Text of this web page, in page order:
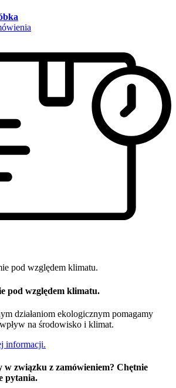
pod względem klimatu.
działaniom ekologicznym pomagamy
na środowisko i klimat.
informacji.
w związku z zamówieniem? Chętnie
pytania.